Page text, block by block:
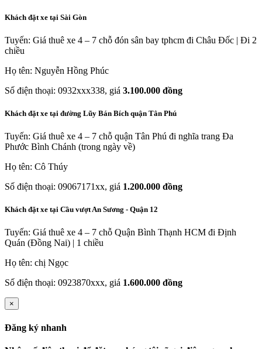
Khách đặt xe tại Sài Gòn
Tuyến: Giá thuê xe 4 – 7 chỗ đón sân bay tphcm đi Châu Đốc | Đi 2
chiều
Họ tên: Nguyễn Hồng Phúc
Số điện thoại: 0932xxx338, giá 3.100.000 đồng
Khách đặt xe tại đường Lũy Bán Bích quận Tân Phú
Tuyến: Giá thuê xe 4 – 7 chỗ quận Tân Phú đi nghĩa trang Đa
Phước Bình Chánh (trong ngày về)
Họ tên: Cô Thúy
Số điện thoại: 09067171xx, giá 1.200.000 đồng
Khách đặt xe tại Cầu vượt An Sương - Quận 12
Tuyến: Giá thuê xe 4 – 7 chỗ Quận Bình Thạnh HCM đi Định
Quán (Đồng Nai) | 1 chiều
Họ tên: chị Ngọc
Số điện thoại: 0923870xxx, giá 1.600.000 đồng
×
Đăng ký nhanh